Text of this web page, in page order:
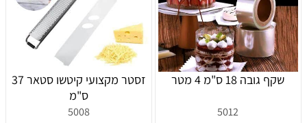
שקף גובה 18 ס"מ 4 מטר
5012
זסטר מקצועי קיטשו סטאר 37
ס"מ
5008